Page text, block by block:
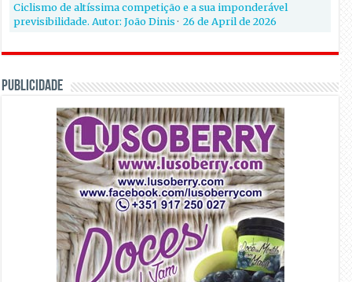
Ciclismo de altíssima competição e a sua imponderável
previsibilidade. Autor: João Dinis·26 de April de 2026
PUBLICIDADE